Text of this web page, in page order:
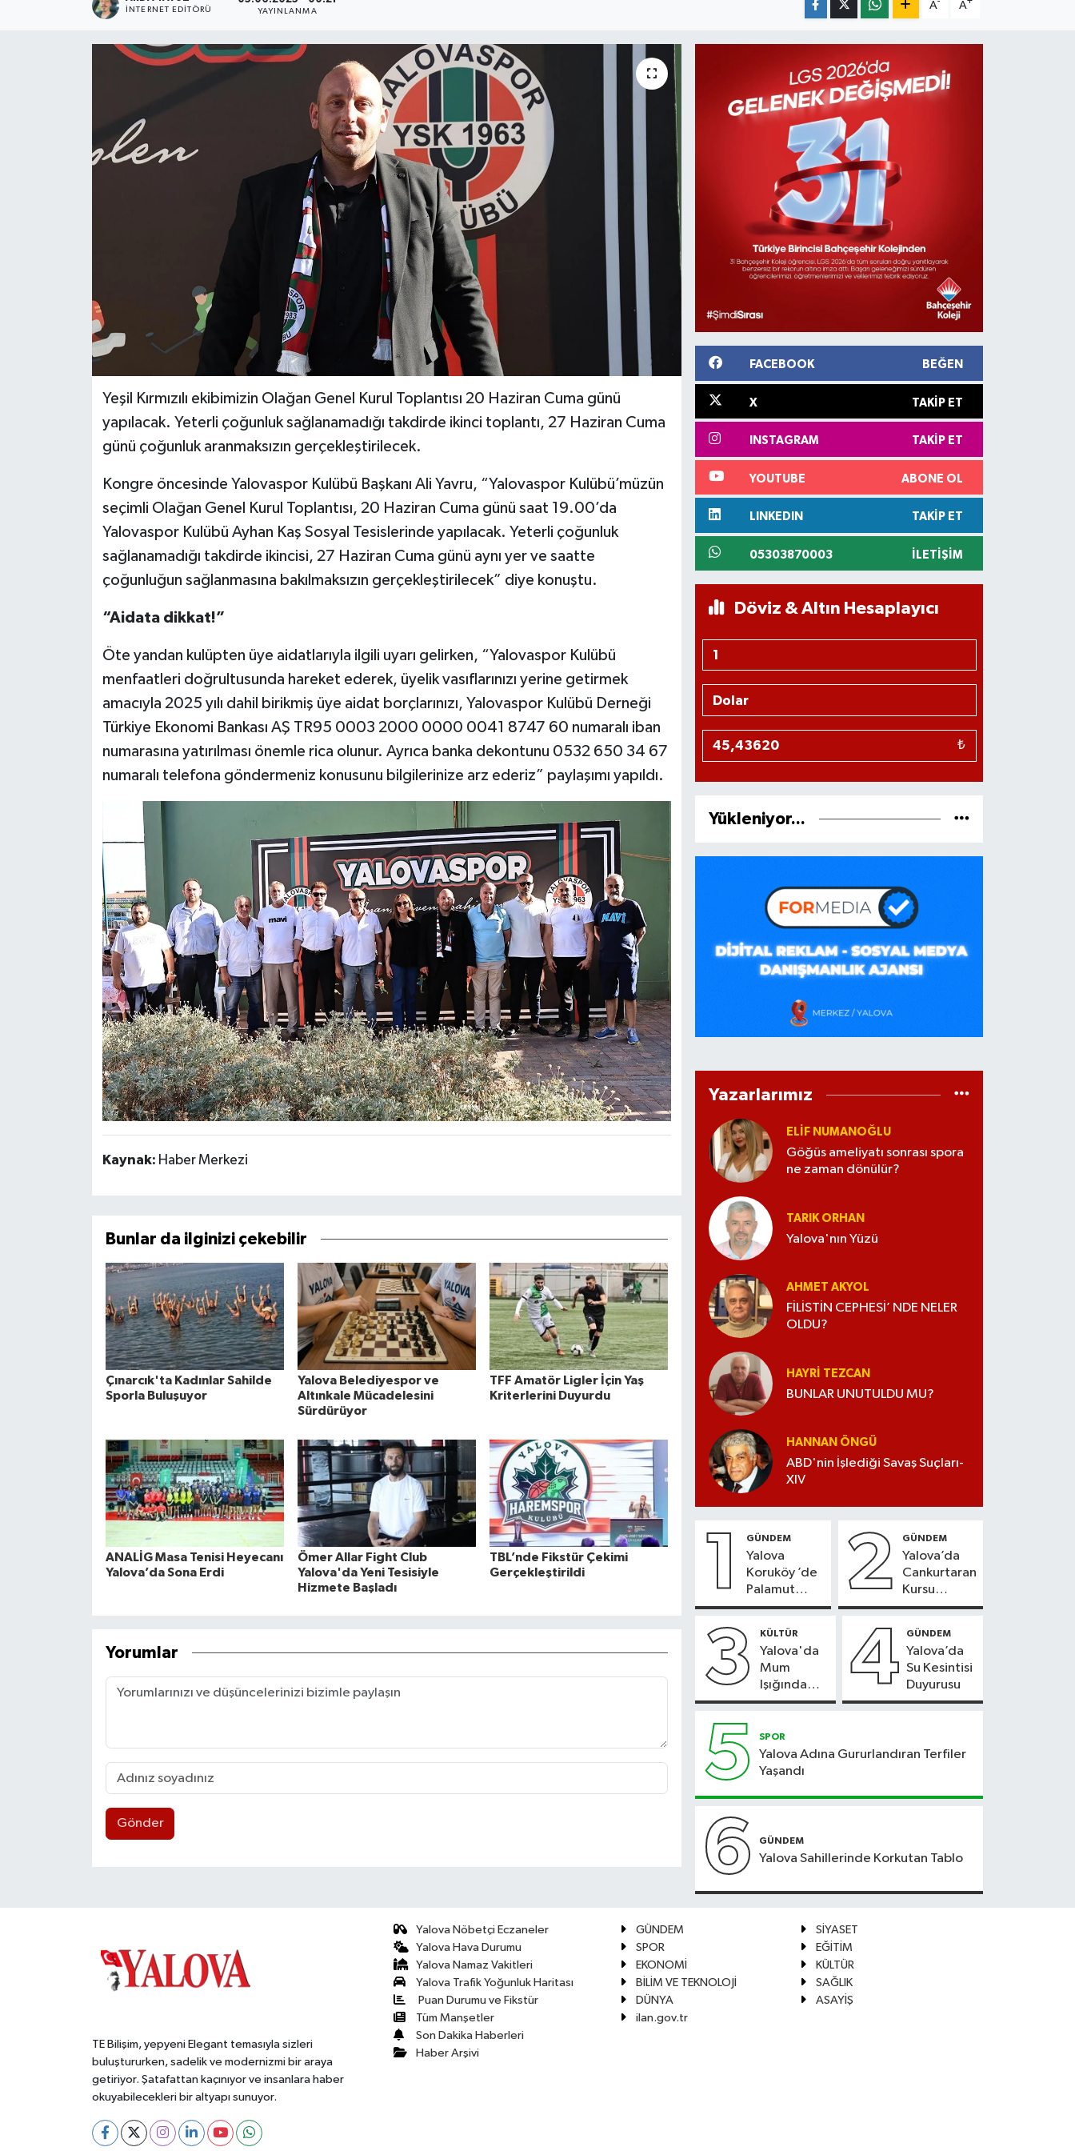
İNTERNET EDITÖRÜ YAYINLANMA
A A
Yeşil Kırmızılı ekibimizin Olağan Genel Kurul Toplantısı 20 Haziran Cuma günü
yapılacak. Yeterli çoğunluk sağlanamadığı takdirde ikinci toplantı, 27 Haziran Cuma
günü çoğunluk aranmaksızın gerçekleştirilecek.
Kongre öncesinde Yalovaspor Kulübü Başkanı Ali Yavru, “Yalovaspor Kulübü’müzün
seçimli Olağan Genel Kurul Toplantısı, 20 Haziran Cuma günü saat 19.00’da
Yalovaspor Kulübü Ayhan Kaş Sosyal Tesislerinde yapılacak. Yeterli çoğunluk
sağlanamadığı takdirde ikincisi, 27 Haziran Cuma günü aynı yer ve saatte
çoğunluğun sağlanmasına bakılmaksızın gerçekleştirilecek” diye konuştu.
“Aidata dikkat!”
Öte yandan kulüpten üye aidatlarıyla ilgili uyarı gelirken, “Yalovaspor Kulübü
menfaatleri doğrultusunda hareket ederek, üyelik vasıflarınızı yerine getirmek
amacıyla 2025 yılı dahil birikmiş üye aidat borçlarınızı, Yalovaspor Kulübü Derneği
Türkiye Ekonomi Bankası AŞ TR95 0003 2000 0000 0041 8747 60 numaralı iban
numarasına yatırılması önemle rica olunur. Ayrıca banka dekontunu 0532 650 34 67
numaralı telefona göndermeniz konusunu bilgilerinize arz ederiz” paylaşımı yapıldı.
Kaynak: Haber Merkezi
Bunlar da ilginizi çekebilir
Çınarcık'ta Kadınlar Sahilde
Sporla Buluşuyor
Yalova Belediyespor ve
Altınkale Mücadelesini
Sürdürüyor
TFF Amatör Ligler İçin Yaş
Kriterlerini Duyurdu
ANALİG Masa Tenisi Heyecanı
Yalova’da Sona Erdi
Ömer Allar Fight Club
Yalova'da Yeni Tesisiyle
Hizmete Başladı
TBL’nde Fikstür Çekimi
Gerçekleştirildi
Yorumlar
Gönder
FACEBOOK BEĞEN
X TAKIP ET
INSTAGRAM TAKIP ET
YOUTUBE ABONE OL
LINKEDIN TAKIP ET
05303870003 İLETIŞIM
Döviz & Altın Hesaplayıcı
₺
Yükleniyor...
Yazarlarımız
ELİF NUMANOĞLU
Göğüs ameliyatı sonrası spora
ne zaman dönülür?
TARIK ORHAN
Yalova'nın Yüzü
AHMET AKYOL
FİLİSTİN CEPHESİ’ NDE NELER
OLDU?
HAYRI TEZCAN
BUNLAR UNUTULDU MU?
HANNAN ÖNGÜ
ABD'nin İşlediği Savaş Suçları-
XIV
1 GÜNDEM
Yalova
Koruköy ’de
Palamut
Sezonu
2 GÜNDEM
Yalova’da
Cankurtaran
Kursu
Kayıtları
3 KÜLTÜR
Yalova'da
Mum
Işığında
Konser
4 GÜNDEM
Yalova’da
Su Kesintisi
Duyurusu
5 SPOR
Yalova Adına Gururlandıran Terfiler
Yaşandı
6 GÜNDEM
Yalova Sahillerinde Korkutan Tablo
TE Bilişim, yepyeni Elegant temasıyla sizleri
buluştururken, sadelik ve modernizmi bir araya
getiriyor. Şatafattan kaçınıyor ve insanlara haber
okuyabilecekleri bir altyapı sunuyor.
Yalova Nöbetçi Eczaneler
Yalova Hava Durumu
Yalova Namaz Vakitleri
Yalova Trafik Yoğunluk Haritası
Puan Durumu ve Fikstür
Tüm Manşetler
Son Dakika Haberleri
Haber Arşivi
GÜNDEM
SİYASET
SPOR
EĞİTİM
EKONOMİ
KÜLTÜR
BİLİM VE TEKNOLOJİ
SAĞLIK
DÜNYA
ASAYİŞ
ilan.gov.tr
RESMİ İLAN